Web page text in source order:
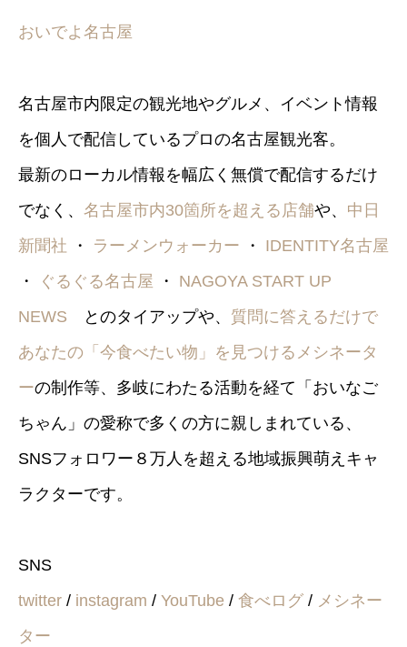
おいでよ名古屋
名古屋市内限定の観光地やグルメ、イベント情報
を個人で配信しているプロの名古屋観光客。
最新のローカル情報を幅広く無償で配信するだけ
でなく、 名古屋市内30箇所を超える店舗や、 中日
新聞社 ・ ラーメンウォーカー ・ IDENTITY名古屋
・
ぐるぐる名古屋 ・ NAGOYA START UP
NEWS とのタイアップや、 質問に答えるだけで
あなたの「今食べたい物」を見つけるメシネータ
ーの制作等、多岐にわたる活動を経て「おいなご
ちゃん」の愛称で多くの方に親しまれている、
SNSフォロワー８万人を超える地域振興萌えキャ
ラクターです。
SNS
twitter / instagram / YouTube / 食べログ / メシネー
ター